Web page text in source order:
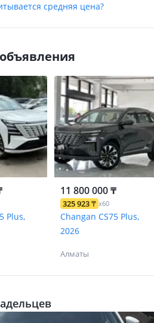
средняя цена?
Plus,
11 800 000 ₸
325 923₸ x60
Changan CS75 Plus,
2026
Алматы